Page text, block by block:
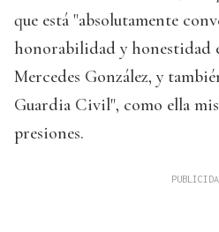
que está "absolutamente
honorabilidad y honestidad
Mercedes González, y
Guardia Civil", como ella
presiones.